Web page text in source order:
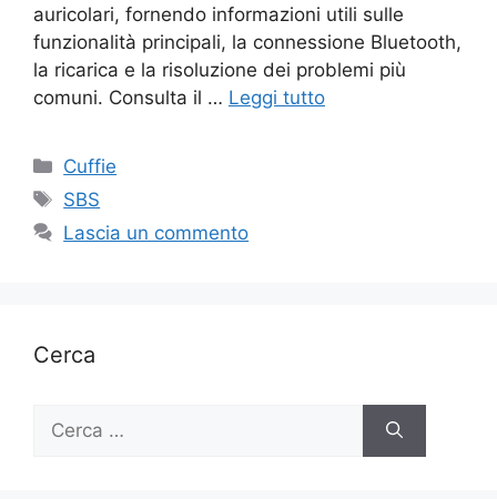
auricolari, fornendo informazioni utili sulle
funzionalità principali, la connessione Bluetooth,
la ricarica e la risoluzione dei problemi più
comuni. Consulta il … Leggi tutto
Categorie
Cuffie
Tag
SBS
Lascia un commento
Cerca
per: